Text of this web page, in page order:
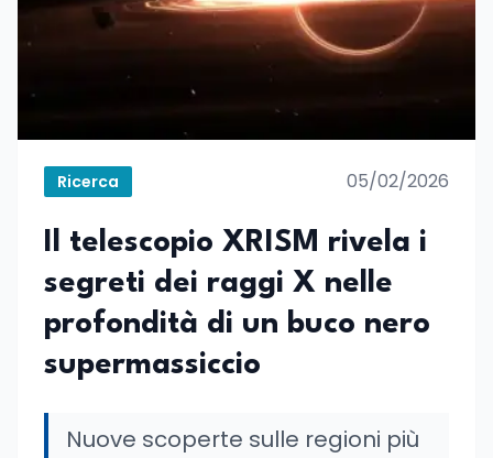
Ricerca 05/02/2026
Il telescopio XRISM rivela i
segreti dei raggi X nelle
profondità di un buco nero
supermassiccio
Nuove scoperte sulle regioni più